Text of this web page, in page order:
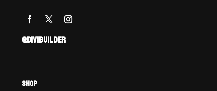
@DIVIBUILDER
SHOP